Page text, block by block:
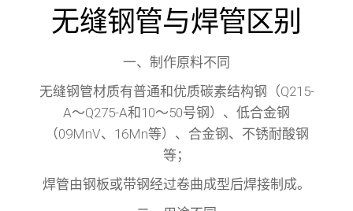
无缝钢管与焊管区别
一、制作原料不同
无缝钢管材质有普通和优质碳素结构钢（Q215-
A～Q275-A和10～50号钢）、低合金钢
（09MnV、16Mn等）、合金钢、不锈耐酸钢
等；
焊管由钢板或带钢经过卷曲成型后焊接制成。